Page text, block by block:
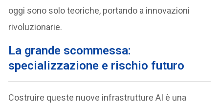
oggi sono solo teoriche, portando a innovazioni
rivoluzionarie.
La grande scommessa:
specializzazione e rischio futuro
Costruire queste nuove infrastrutture AI è una